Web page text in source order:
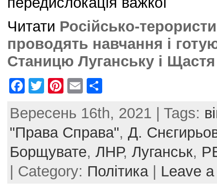
Читати Російсько-
проводять навчання і
Станицю Луганську і Щастя
F
c
e
b
o
o
T
itt
er
Pi
er
e
st
E
ai
l
ar
e
Вересень 16th, 2021 | Tags:
"Права Справа", Д.
Борщувате, ЛНР, Луганськ,
| Category: Політика| Leave